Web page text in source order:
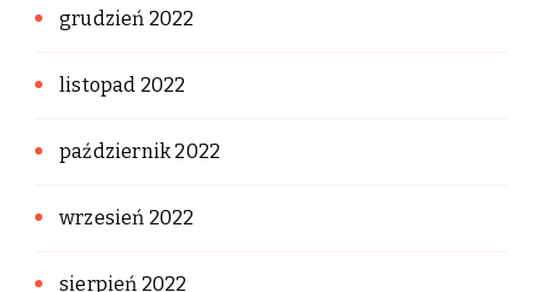
grudzień 2022
listopad 2022
październik 2022
wrzesień 2022
sierpień 2022